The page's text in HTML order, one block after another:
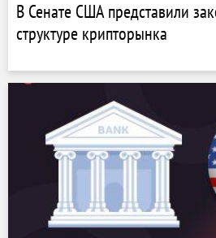
В Сенате США представили
структуре крипторынка